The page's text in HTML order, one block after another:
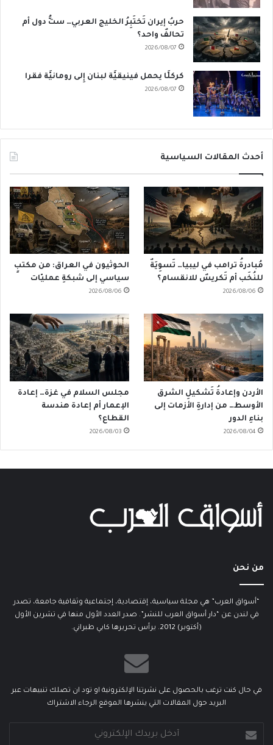
حربُ إيران تَختَبِرُ الخليج العربي… ستُّ دول أم
تحالفٌ واحد؟
2026/08/07
كركلَّا يحمل فينيقيَّة لبنان إِلى رومانيَّة فقرا
2026/08/07
أحدث المقالات السياسية
مُبادرةُ ترامب في ليبيا… تَسوِيَةٌ
للنُخَب أم تَكريسٌ للانقسام؟
2026/08/06
الحوثيون في العراق: من مكتبٍ
سياسي إلى شبكةِ عمليّات
2026/08/06
الأردن وإعادةُ تَشكيلِ الشرق
الأوسط… من إدارةِ الأزمات إلى
بناءِ الدور
2026/08/04
مجلس السلام في غزة… إعادة
الإعمار أم إعادة هندسة
القطاع؟
2026/08/03
من نحن
“أسواق العرب” هي مجلة سياسية، إقتصادية، إجتماعية وثقافية جامعة، تصدر
في لندن عن “دار أسواق العرب للنشر”. صدر العدد الأول منها في تشرين الأول
(أكتوبر) 2012. يرأس تحريرها كابي طبراني.
في حال كنت ترغب بالحصول على نشرتنا الإلكترونية او تود ان تصلك تنبيهات عبر
البريد حول المقالات التي ينشرها الموقع الرجاء الاشتراك
بريدك